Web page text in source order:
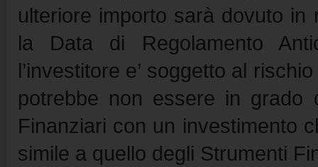
ulteriore importo sarà dovuto in
la Data di Regolamento
l’investitore e’ soggetto al
potrebbe non essere in grado
Finanziari con un investimento
simile a quello degli Strumenti